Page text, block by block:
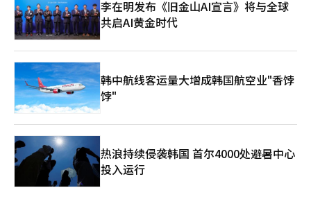
同时，强化地方机场联通、推进导览平台多语种化、提升从业人员
专业水平，以全面提升地方旅游的可达性与便利性。 此外，政府
将重点培育韩流旅游、医疗旅游、宗教遗产旅游等高附加值新兴领
域，并通过中央与地方协作及整合营销，推动旅游业成为国家品牌
与经济增长的核心引擎。
章拉力赛”，鼓励参赛人员打卡各种体验，享受探索乐趣。 首尔
市观光体育局局长表示，“休闲式汉江铁人三项庆典”是首尔夏季
全民体育活动代表之一，今年更加丰富多样的内容旨在让市民和游
客共同感受汉江的清爽与夏日的活力，通过本次庆典，大家可以尽
李在明发布《旧金山AI宣言》将与全球
共启AI黄金时代
韩中航线客运量大增成韩国航空业"香饽
饽"
热浪持续侵袭韩国 首尔4000处避暑中心
投入运行